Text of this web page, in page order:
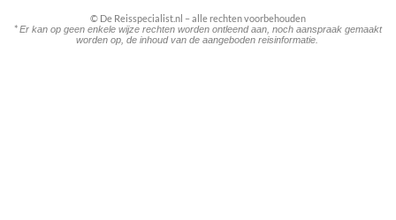
© De Reisspecialist.nl – alle rechten voorbehouden
*Er kan op geen enkele wijze rechten worden ontleend aan, noch aanspraak gemaakt
worden op, de inhoud van de aangeboden reisinformatie.